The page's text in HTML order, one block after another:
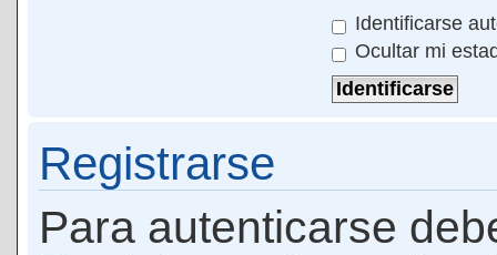
Identificarse
Ocultar mi
Registrarse
Para autenticarse